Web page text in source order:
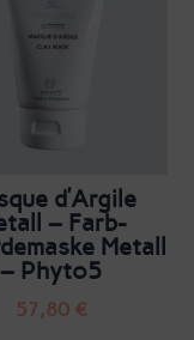
d’Argile
– Farb-
Metall
– Phyto5
57,80 €